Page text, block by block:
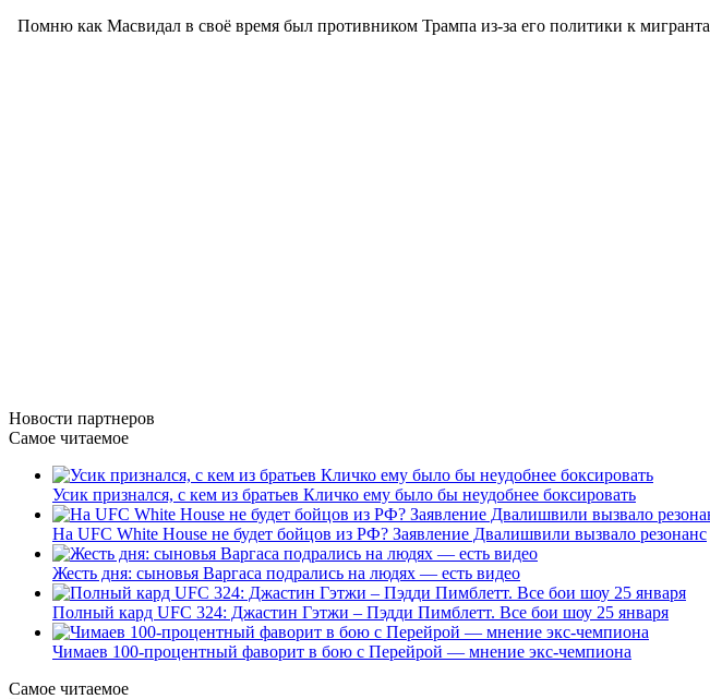
Новости партнеров
Самое читаемое
Усик признался, с кем из братьев Кличко ему было бы неудобнее боксировать
На UFC White House не будет бойцов из РФ? Заявление Двалишвили вызвало резонанс
Жесть дня: сыновья Варгаса подрались на людях — есть видео
Полный кард UFC 324: Джастин Гэтжи – Пэдди Пимблетт. Все бои шоу 25 января
Чимаев 100-процентный фаворит в бою с Перейрой — мнение экс-чемпиона
Самое читаемое